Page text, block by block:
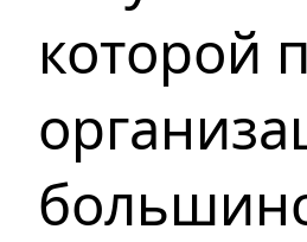
которой